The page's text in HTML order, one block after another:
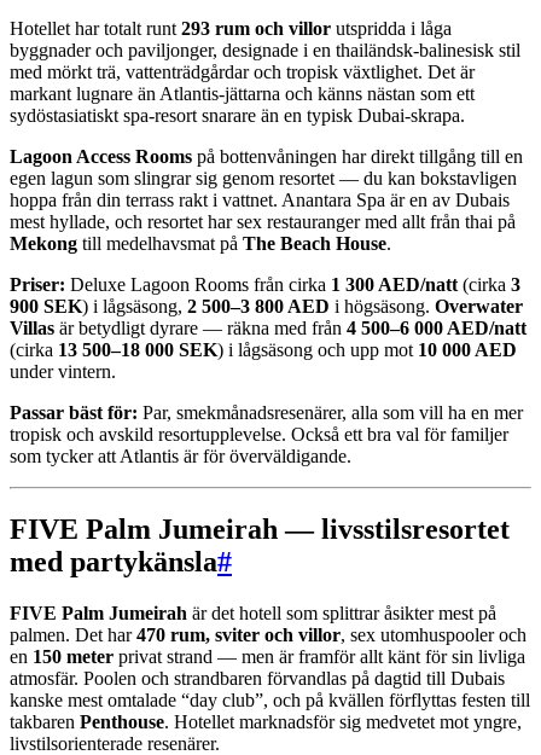
Hotellet har totalt runt 293 rum och villor utspridda i låga
byggnader och paviljonger, designade i en thailändsk-balinesisk stil
med mörkt trä, vattenträdgårdar och tropisk växtlighet. Det är
markant lugnare än Atlantis-jättarna och känns nästan som ett
sydöstasiatiskt spa-resort snarare än en typisk Dubai-skrapa.
Lagoon Access Rooms på bottenvåningen har direkt tillgång till en
egen lagun som slingrar sig genom resortet — du kan bokstavligen
hoppa från din terrass rakt i vattnet. Anantara Spa är en av Dubais
mest hyllade, och resortet har sex restauranger med allt från thai på
Mekong till medelhavsmat på The Beach House.
Priser: Deluxe Lagoon Rooms från cirka 1 300 AED/natt (cirka 3
900 SEK) i lågsäsong, 2 500–3 800 AED i högsäsong. Overwater
Villas är betydligt dyrare — räkna med från 4 500–6 000 AED/natt
(cirka 13 500–18 000 SEK) i lågsäsong och upp mot 10 000 AED
under vintern.
Passar bäst för: Par, smekmånadsresenärer, alla som vill ha en mer
tropisk och avskild resortupplevelse. Också ett bra val för familjer
som tycker att Atlantis är för överväldigande.
FIVE Palm Jumeirah — livsstilsresortet
med partykänsla#
FIVE Palm Jumeirah är det hotell som splittrar åsikter mest på
palmen. Det har470 rum, sviter och villor, sex utomhuspooler och
en 150 meter privat strand — men är framför allt känt för sin livliga
atmosfär. Poolen och strandbaren förvandlas på dagtid till Dubais
kanske mest omtalade “day club”, och på kvällen förflyttas festen till
takbaren Penthouse. Hotellet marknadsför sig medvetet mot yngre,
livstilsorienterade resenärer.